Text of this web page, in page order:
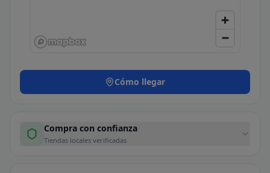
Cómo llegar
Compra con confianza
Tiendas locales verificadas